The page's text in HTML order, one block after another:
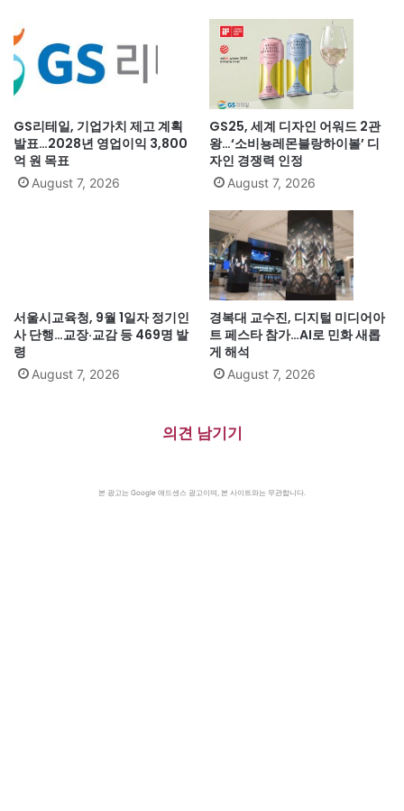
GS리테일, 기업가치 제고 계획
발표…2028년 영업이익 3,800
억 원 목표
August 7, 2026
GS25, 세계 디자인 어워드 2관
왕…‘소비뇽레몬블랑하이볼’ 디
자인 경쟁력 인정
August 7, 2026
서울시교육청, 9월 1일자 정기인
사 단행…교장·교감 등 469명 발
령
August 7, 2026
경복대 교수진, 디지털 미디어아
트 페스타 참가…AI로 민화 새롭
게 해석
August 7, 2026
의견 남기기
본 광고는 Google 애드센스 광고이며, 본 사이트와는 무관합니다.